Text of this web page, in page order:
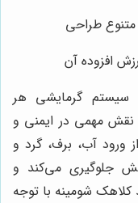
طراحی
افزوده آن
سیستم گرمایشی هر
نقش مهمی در ایمنی و
ورود آب، برف، گرد و
جلوگیری می‌کند و
کلاهک شومینه با توجه